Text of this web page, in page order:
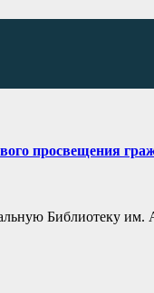
просвещения
Библиотеку